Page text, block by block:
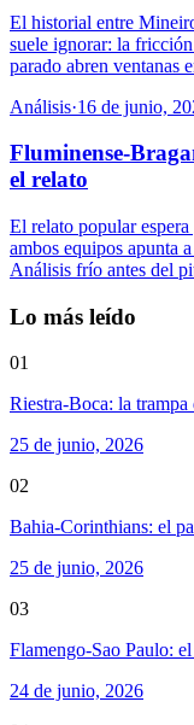
El historial entre
suele ignorar: la
parado abren ventanas
Análisis·16 de junio,
Fluminense-
el relato
El relato popular
ambos equipos apunta
Análisis frío antes del
Lo más leído
01
Riestra-Boca: la
25 de junio, 2026
02
Bahia-Corinthians: el
25 de junio, 2026
03
Flamengo-Sao Paulo:
24 de junio, 2026